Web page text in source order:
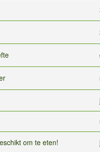
om te eten!